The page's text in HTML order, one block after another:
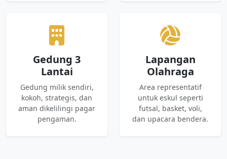
Gedung 3
Lantai
Gedung milik sendiri,
kokoh, strategis, dan
aman dikelilingi pagar
pengaman.
Lapangan
Olahraga
Area representatif
untuk eskul seperti
futsal, basket, voli,
dan upacara bendera.